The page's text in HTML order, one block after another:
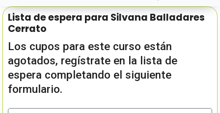
Lista de espera para Silvana Balladares
Cerrato
Los cupos para este curso están
agotados, regístrate en la lista de
espera completando el siguiente
formulario.